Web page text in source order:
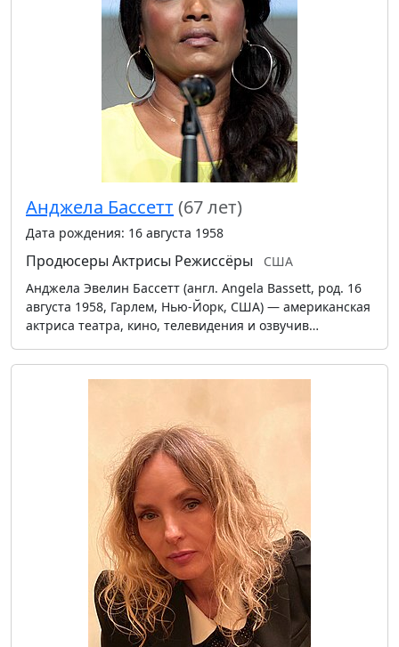
Анджела Бассетт (67 лет)
Дата рождения: 16 августа 1958
Продюсеры Актрисы Режиссёры
США
Анджела Эвелин Бассетт (англ. Angela Bassett, род. 16
августа 1958, Гарлем, Нью-Йорк, США) — американская
актриса театра, кино, телевидения и озвучив…